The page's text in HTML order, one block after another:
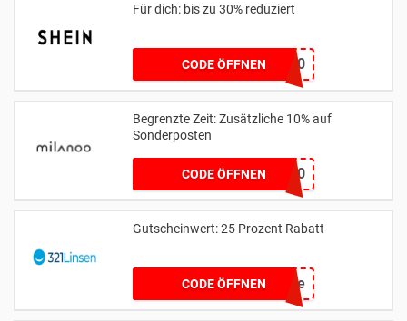
Für dich: bis zu 30% reduziert
CODE ÖFFNENUNO30
Begrenzte Zeit: Zusätzliche 10% auf
Sonderposten
CODE ÖFFNENMLSV10
Gutscheinwert: 25 Prozent Rabatt
CODE ÖFFNEN 90live